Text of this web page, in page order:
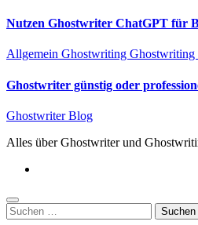
Nutzen Ghostwriter ChatGPT für
Allgemein Ghostwriting Ghostwriting
Ghostwriter günstig oder
Ghostwriter Blog
Alles über Ghostwriter und
Suchen